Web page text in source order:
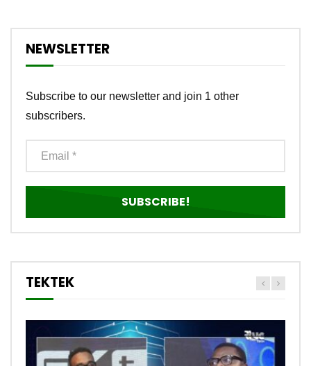
NEWSLETTER
Subscribe to our newsletter and join 1 other
subscribers.
TEKTEK